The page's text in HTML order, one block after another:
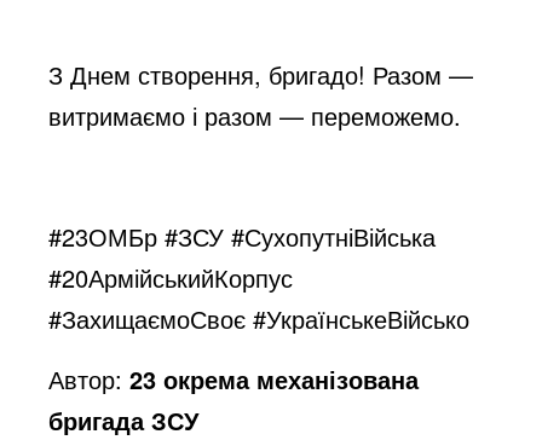
З Днем створення, бригадо! Разом —
витримаємо і разом — переможемо.
#23ОМБр #ЗСУ #СухопутніВійська
#20АрмійськийКорпус
#ЗахищаємоСвоє #УкраїнськеВійсько
Автор:23 окрема механізована
бригада ЗСУ